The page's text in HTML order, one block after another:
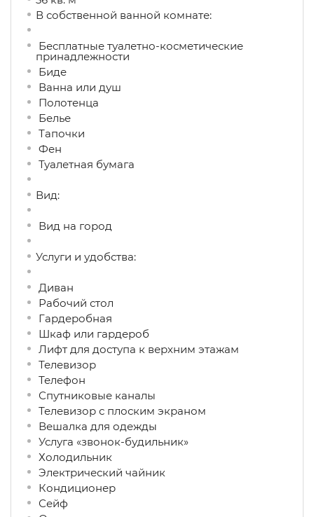
В собственной ванной комнате:
Бесплатные туалетно-косметические
принадлежности
Биде
Ванна или душ
Полотенца
Белье
Тапочки
Фен
Туалетная бумага
Вид:
Вид на город
Услуги и удобства: ​
Диван
Рабочий стол
Гардеробная
Шкаф или гардероб
Лифт для доступа к верхним этажам
Телевизор
Телефон
Спутниковые каналы
Телевизор с плоским экраном
Вешалка для одежды
Услуга «звонок-будильник»
Холодильник
Электрический чайник
Кондиционер
Сейф